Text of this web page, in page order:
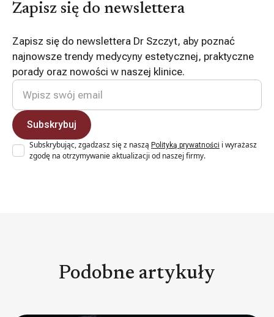
Zapisz się do newslettera
Zapisz się do newslettera Dr Szczyt, aby poznać
najnowsze trendy medycyny estetycznej, praktyczne
porady oraz nowości w naszej klinice.
Subskrybując, zgadzasz się z naszą Polityką prywatności i wyrażasz
zgodę na otrzymywanie aktualizacji od naszej firmy.
Podobne artykuły